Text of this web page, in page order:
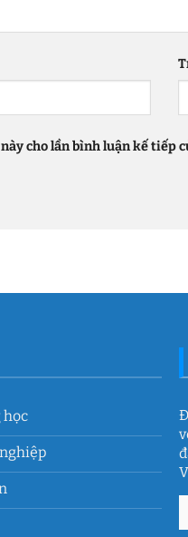
cho lần bình luận kế tiếp
học